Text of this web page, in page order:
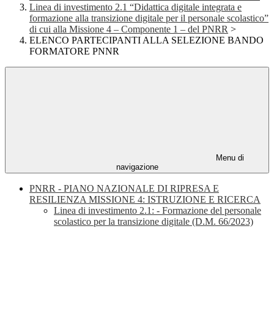
Linea di investimento 2.1 “Didattica digitale integrata e
formazione alla transizione digitale per il personale scolastico”
di cui alla Missione 4 – Componente 1 – del PNRR >
ELENCO PARTECIPANTI ALLA SELEZIONE BANDO
FORMATORE PNNR
Menu di
navigazione
PNRR - PIANO NAZIONALE DI RIPRESA E
RESILIENZA MISSIONE 4: ISTRUZIONE E RICERCA
Linea di investimento 2.1: - Formazione del personale
scolastico per la transizione digitale (D.M. 66/2023)